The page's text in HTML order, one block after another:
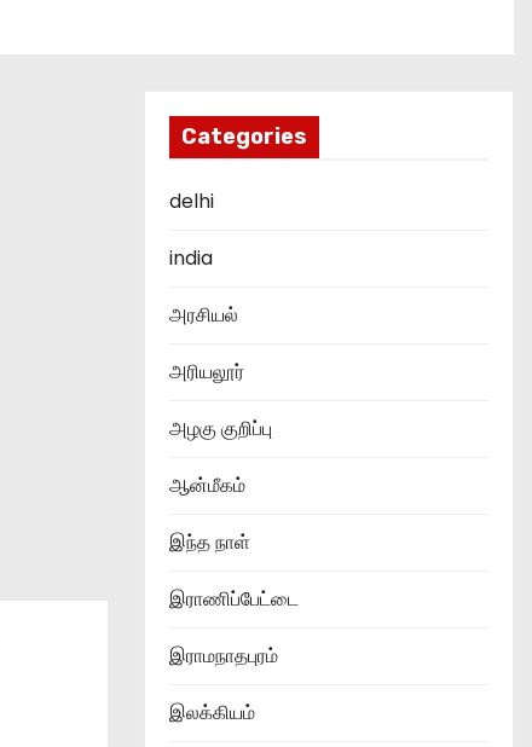
Categories
delhi
india
அரசியல்
அரியலூர்
அழகு குறிப்பு
ஆன்மீகம்
இந்த நாள்
இராணிப்பேட்டை
இராமநாதபுரம்
இலக்கியம்